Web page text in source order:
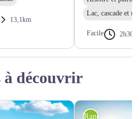
13,1km
Lac, cascade et
Facile 2h30
à découvrir
Randonnée